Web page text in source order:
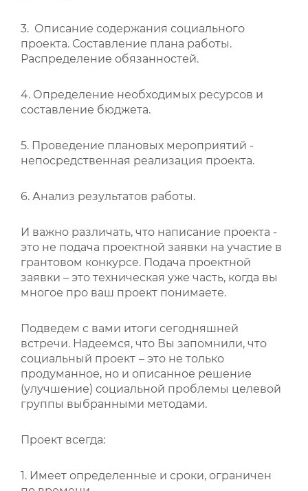
3. Описание содержания социального
проекта. Составление плана работы.
Распределение обязанностей.
4. Определение необходимых ресурсов и
составление бюджета.
5. Проведение плановых мероприятий -
непосредственная реализация проекта.
6. Анализ результатов работы.
И важно различать, что написание проекта -
это не подача проектной заявки на участие в
грантовом конкурсе. Подача проектной
заявки – это техническая уже часть, когда вы
многое про ваш проект понимаете.
Подведем с вами итоги сегодняшней
встречи. Надеемся, что Вы запомнили, что
социальный проект – это не только
продуманное, но и описанное решение
(улучшение) социальной проблемы целевой
группы выбранными методами.
Проект всегда:
1. Имеет определенные и сроки, ограничен